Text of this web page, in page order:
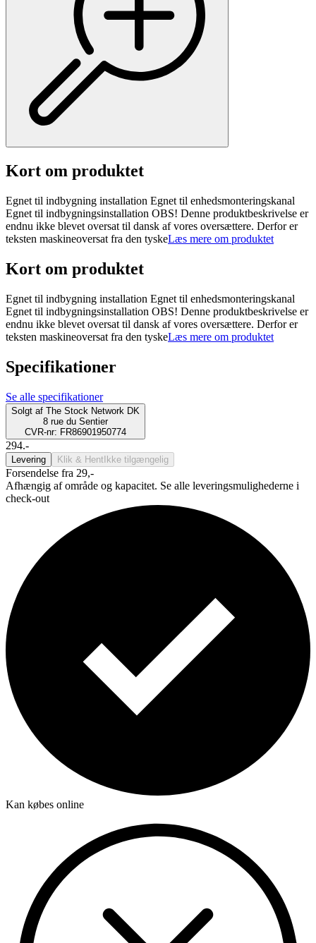
Kort om produktet
Egnet til indbygning installation Egnet til enhedsmonteringskanal
Egnet til indbygningsinstallation OBS! Denne produktbeskrivelse er
endnu ikke blevet oversat til dansk af vores oversættere. Derfor er
teksten maskineoversat fra den tyskeLæs mere om produktet
Kort om produktet
Egnet til indbygning installation Egnet til enhedsmonteringskanal
Egnet til indbygningsinstallation OBS! Denne produktbeskrivelse er
endnu ikke blevet oversat til dansk af vores oversættere. Derfor er
teksten maskineoversat fra den tyskeLæs mere om produktet
Specifikationer
Se alle specifikationer
Solgt af The Stock Network DK
8 rue du Sentier
CVR-nr: FR86901950774
294.-
Levering Klik & Hent Ikke tilgængelig
Forsendelse fra 29,-
Afhængig af område og kapacitet. Se alle leveringsmulighederne i
check-out
Kan købes online